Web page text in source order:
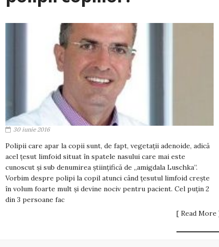
30 iunie 2016
Polipii care apar la copii sunt, de fapt, vegetații adenoide, adică
acel țesut limfoid situat în spatele nasului care mai este
cunoscut și sub denumirea științifică de „amigdala Luschka”.
Vorbim despre polipi la copil atunci când țesutul limfoid crește
în volum foarte mult și devine nociv pentru pacient. Cel puțin 2
din 3 persoane fac
[ Read More